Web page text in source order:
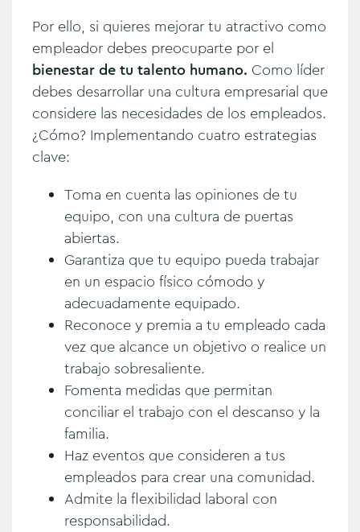
Por ello, si quieres mejorar tu atractivo como
empleador debes preocuparte por el
bienestar de tu talento humano. Como líder
debes desarrollar una cultura empresarial que
considere las necesidades de los empleados.
¿Cómo? Implementando cuatro estrategias
clave:
Toma en cuenta las opiniones de tu
equipo, con una cultura de puertas
abiertas.
Garantiza que tu equipo pueda trabajar
en un espacio físico cómodo y
adecuadamente equipado.
Reconoce y premia a tu empleado cada
vez que alcance un objetivo o realice un
trabajo sobresaliente.
Fomenta medidas que permitan
conciliar el trabajo con el descanso y la
familia.
Haz eventos que consideren a tus
empleados para crear una comunidad.
Admite la flexibilidad laboral con
responsabilidad.